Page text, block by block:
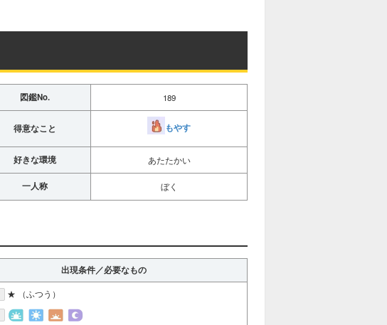
図鑑No. 189
得意なこと もやす
好きな環境 あたたかい
一人称 ぼく
出現条件／必要なもの
★ （ふつう）